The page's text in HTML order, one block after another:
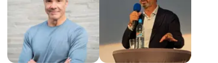
Europas und dessen
Finanzpolitik.